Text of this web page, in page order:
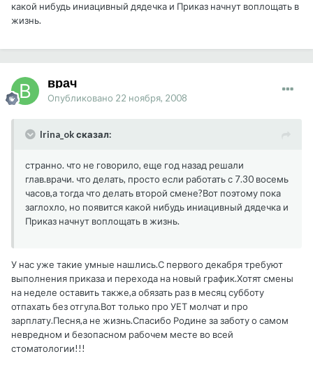
какой нибудь иниацивный дядечка и Приказ начнут воплощать в
жизнь.
врач
Опубликовано 22 ноября, 2008
Irina_ok сказал:
странно. что не говорило, еще год назад решали
глав.врачи. что делать, просто если работать с 7.30 восемь
часов,а тогда что делать второй смене?Вот поэтому пока
заглохло, но появится какой нибудь иниацивный дядечка и
Приказ начнут воплощать в жизнь.
У нас уже такие умные нашлись.С первого декабря требуют
выполнения приказа и перехода на новый график.Хотят смены
на неделе оставить также,а обязать раз в месяц субботу
отпахать без отгула.Вот только про УЕТ молчат и про
зарплату.Песня,а не жизнь.Спасибо Родине за заботу о самом
невредном и безопасном рабочем месте во всей
стоматологии!!!